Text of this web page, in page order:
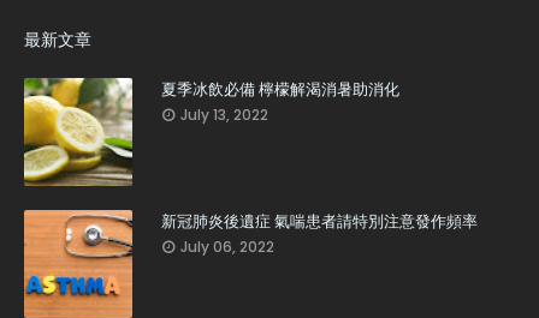
最新文章
夏季冰飲必備 檸檬解渴消暑助消化
July 13, 2022
新冠肺炎後遺症 氣喘患者請特別注意發作頻率
July 06, 2022